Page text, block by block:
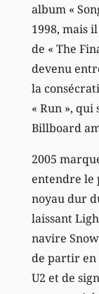
album «
1998, mais
de « The
devenu
la
« Run »,
Billboard
2005
entendre le
noyau dur
laissant
navire
de partir en
U2 et de